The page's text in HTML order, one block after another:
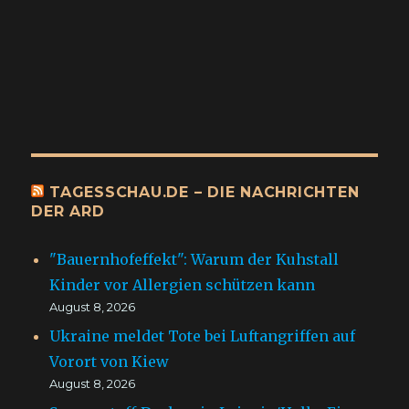
TAGESSCHAU.DE – DIE NACHRICHTEN
DER ARD
"Bauernhofeffekt": Warum der Kuhstall
Kinder vor Allergien schützen kann
August 8, 2026
Ukraine meldet Tote bei Luftangriffen auf
Vorort von Kiew
August 8, 2026